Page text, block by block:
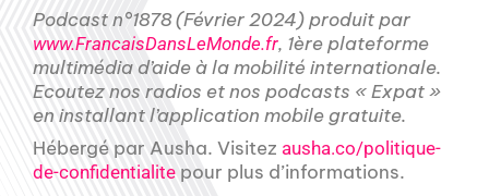
Podcast n°1878 (Février 2024) produit par
www.FrancaisDansLeMonde.fr, 1ère plateforme
multimédia d’aide à la mobilité internationale.
Ecoutez nos radios et nos podcasts « Expat »
en installant l’application mobile gratuite.
Hébergé par Ausha. Visitez ausha.co/politique-
de-confidentialite pour plus d’informations.